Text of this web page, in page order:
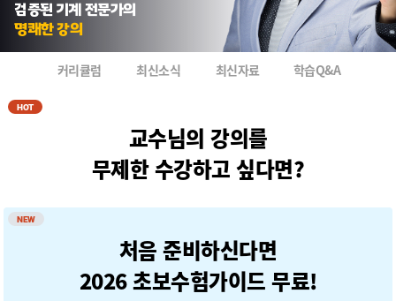
검증된 기계 전문가의
명쾌한 강의
커리큘럼 최신소식 최신자료 학습Q&A
HOT
교수님의 강의를
무제한 수강하고 싶다면?
NEW
처음 준비하신다면
2026 초보수험가이드 무료!
꼼꼼한 강의 감사드립니다.
합격의 자신감, 설비보전기사로 이어갑니다
개념 설명이 정말 꼼꼼하십니다.
조현 교수님 추천합니다!
좋은 강의 감사합니다